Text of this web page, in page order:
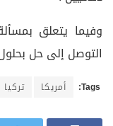
التوصل إلى حل
Tags: أمريكا تركيا